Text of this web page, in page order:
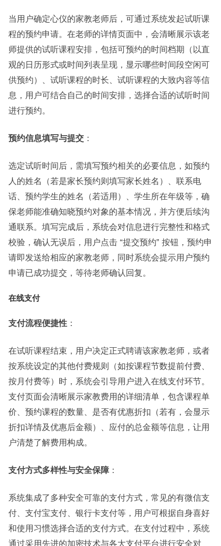
当用户确定心仪的家教老师后，可通过系统发起试听课
程的预约申请。在老师的详情页面中，会清晰展示该老
师提供的试听课程安排，包括可预约的时间档期（以直
观的日历形式或时间列表呈现，显示哪些时间段空闲可
供预约）、试听课程的时长、试听课程的大致内容等信
息，用户可结合自己的时间安排，选择合适的试听时间
进行预约。
预约信息填写与提交：
选定试听时间后，需填写预约相关的必要信息，如预约
人的姓名（若是家长预约则填写家长姓名）、联系电
话、预约学生的姓名（若适用）、学生所在年级等，确
保老师能准确知晓预约对象的基本情况，并方便后续沟
通联系。填写完成后，系统会对信息进行完整性和格式
校验，确认无误后，用户点击 “提交预约” 按钮，预约申
请即发送给相应的家教老师，同时系统会提示用户预约
申请已成功提交，等待老师确认回复。
在线支付
支付流程便捷性：
在试听课程结束，用户决定正式聘请该家教老师，或者
按系统设定的其他付费规则（如按课程节数提前付费、
按月付费等）时，系统会引导用户进入在线支付环节。
支付页面会清晰展示家教费用的详细清单，包含课程单
价、预约课程的数量、是否有优惠折扣（若有，会显示
折扣详情及优惠后金额）、应付的总金额等信息，让用
户清楚了解费用构成。
支付方式多样性与安全保障：
系统集成了多种安全可靠的支付方式，常见的有微信支
付、支付宝支付、银行卡支付等，用户可根据自身喜好
和使用习惯选择合适的支付方式。在支付过程中，系统
通过采用先进的加密技术与各大支付平台进行安全对